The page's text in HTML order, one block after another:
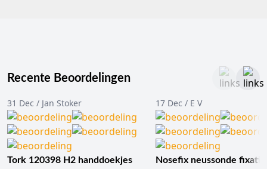
Recente Beoordelingen
31 Dec / Jan Stoker
Tork 120398 H2 handdoekjes
17 Dec / E V
Nosefix neussonde